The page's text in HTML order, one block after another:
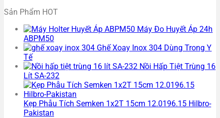
Sản Phẩm HOT
Máy Đo Huyết Áp 24h
ABPM50
Ghế Xoay Inox 304 Dùng Trong Y
Tế
Nồi Hấp Tiệt Trùng 16
Lít SA-232
Kẹp Phẫu Tích Semken 1x2T 15cm 12.0196.15 Hilbro-
Pakistan